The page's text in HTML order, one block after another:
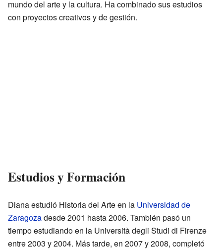
mundo del arte y la cultura. Ha combinado sus estudios
con proyectos creativos y de gestión.
Estudios y Formación
Diana estudió Historia del Arte en la Universidad de
Zaragozadesde 2001 hasta 2006. También pasó un
tiempo estudiando en la Università degli Studi di Firenze
entre 2003 y 2004. Más tarde, en 2007 y 2008, completó